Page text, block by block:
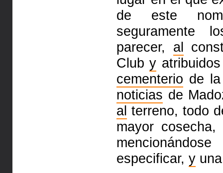
de este
seguramente
parecer, al
Cluby
cementerio de
noticias de
al terreno, todo
mayor
especificar, y